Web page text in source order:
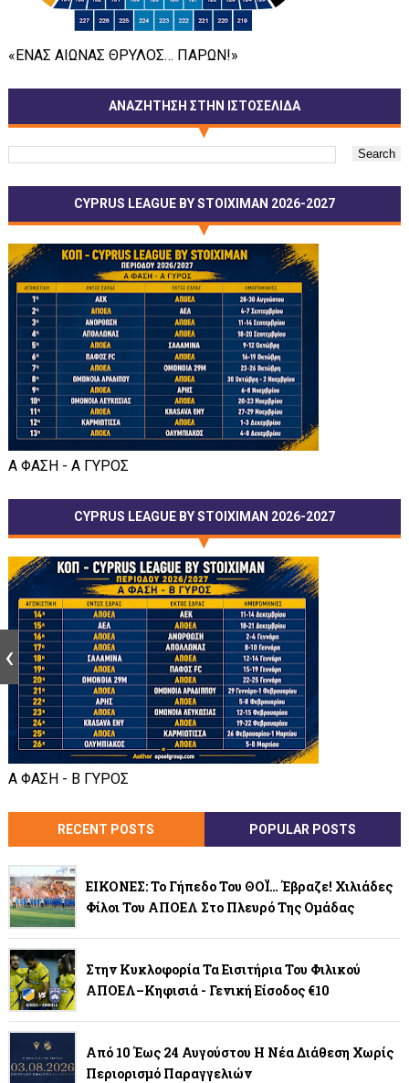
«ΕΝΑΣ ΑΙΩΝΑΣ ΘΡΥΛΟΣ… ΠΑΡΩΝ!»
ΑΝΑΖΗΤΗΣΗ ΣΤΗΝ ΙΣΤΟΣΕΛΙΔΑ
CYPRUS LEAGUE BY STOIXIMAN 2026-2027
Α ΦΑΣΗ - Α ΓΥΡΟΣ
CYPRUS LEAGUE BY STOIXIMAN 2026-2027
Α ΦΑΣΗ - Β ΓΥΡΟΣ
RECENT POSTS POPULAR POSTS
ΕΙΚΟΝΕΣ: Το Γήπεδο Του ΘΟΪ… Έβραζε! Χιλιάδες
Φίλοι Του ΑΠΟΕΛ Στο Πλευρό Της Ομάδας
Στην Κυκλοφορία Τα Εισιτήρια Του Φιλικού
ΑΠΟΕΛ–Κηφισιά - Γενική Είσοδος €10
Από 10 Έως 24 Αυγούστου Η Νέα Διάθεση Χωρίς
Περιορισμό Παραγγελιών